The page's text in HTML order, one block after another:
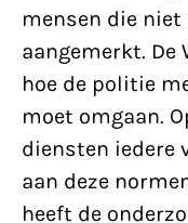
mensen die
aangemerkt. De
hoe de politie
moet omgaan.
diensten iedere
aan deze
heeft de